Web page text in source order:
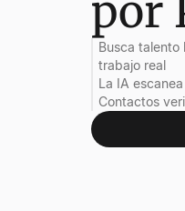
por
Busca
trabajo real
La IA
Contactos